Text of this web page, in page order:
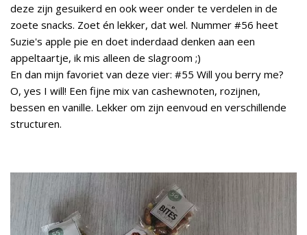
deze zijn gesuikerd en ook weer onder te verdelen in de
zoete snacks. Zoet én lekker, dat wel. Nummer #56 heet
Suzie's apple pie en doet inderdaad denken aan een
appeltaartje, ik mis alleen de slagroom ;)
En dan mijn favoriet van deze vier: #55 Will you berry me?
O, yes I will! Een fijne mix van cashewnoten, rozijnen,
bessen en vanille. Lekker om zijn eenvoud en verschillende
structuren.